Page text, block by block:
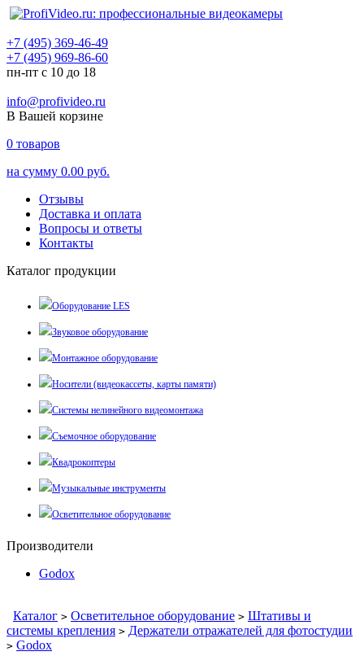
+7 (495) 369-46-49
+7 (495) 969-86-60
пн-пт с 10 до 18
info@profivideo.ru
В Вашей корзине
0 товаров
на сумму 0.00 руб.
Отзывы
Доставка и оплата
Вопросы и ответы
Контакты
Каталог продукции
Оборудование LES
Звуковое оборудование
Монтажное оборудование
Носители (видеокассеты, карты памяти)
Системы нелинейного видеомонтажа
Съемочное оборудование
Квадрокоптеры
Музыкальные инструменты
Осветительное оборудование
Производители
Godox
Каталог > Осветительное оборудование > Штативы и
системы крепления > Держатели отражателей для фотостудии
> Godox